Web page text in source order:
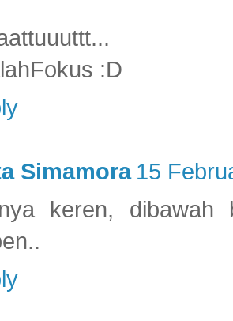
:D
Simamora 15
keren,